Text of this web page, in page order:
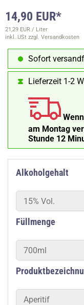
14,90 EUR*
21,29 EUR / Liter
inkl. USt zzgl. Versandkosten
Sofort
Lieferzeit 1-2
am Montag
Stunde 12
Alkoholgehalt
15% Vol.
Füllmenge
700ml
Aperitif